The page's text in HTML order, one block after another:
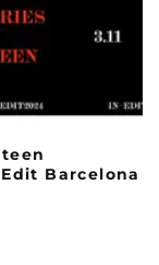
Barcelona